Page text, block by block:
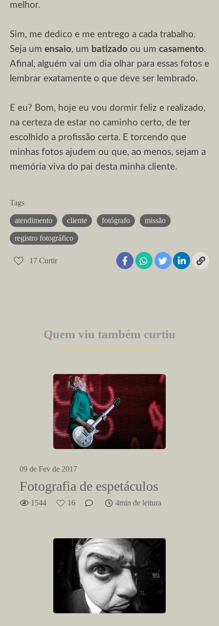
melhor.
Sim, me dedico e me entrego a cada trabalho.
Seja um ensaio, um batizado ou um casamento.
Afinal, alguém vai um dia olhar para essas fotos e
lembrar exatamente o que deve ser lembrado.
E eu? Bom, hoje eu vou dormir feliz e realizado,
na certeza de estar no caminho certo, de ter
escolhido a profissão certa. E torcendo que
minhas fotos ajudem ou que, ao menos, sejam a
memória viva do pai desta minha cliente.
Tags
atendimento cliente fotógrafo missão
registro fotográfico
17 Curtir
Quem viu também curtiu
09 de Fev de 2017
Fotografia de espetáculos
1544 16 4min de leitura